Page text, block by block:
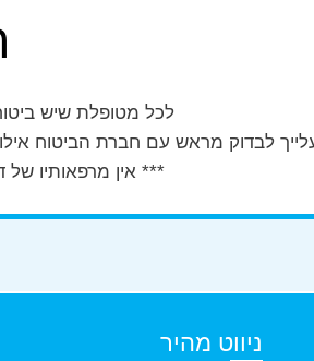
לכל מטופלת שיש
לבדוק מראש עם חברת הביטוח
*** אין מרפאותיו
ניווט מהיר